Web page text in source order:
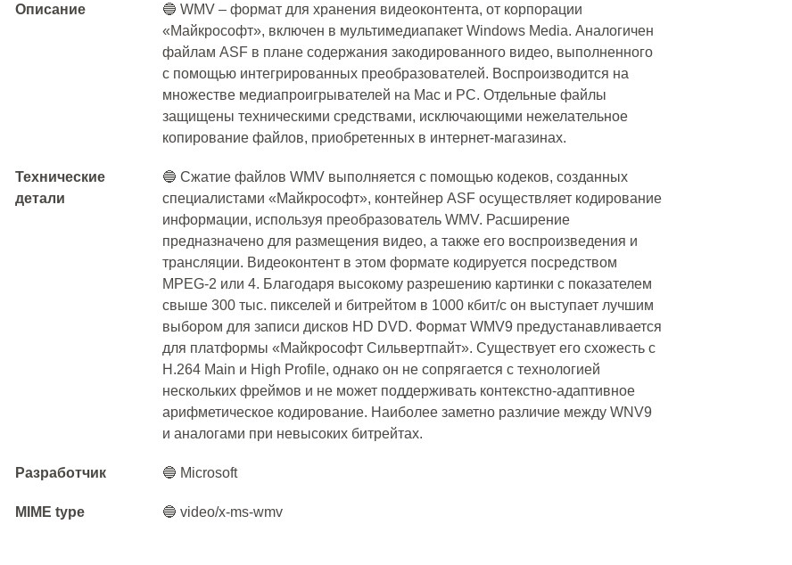
Описание
🔵 WMV – формат для хранения видеоконтента, от корпорации
«Майкрософт», включен в мультимедиапакет Windows Media. Аналогичен
файлам ASF в плане содержания закодированного видео, выполненного
с помощью интегрированных преобразователей. Воспроизводится на
множестве медиапроигрывателей на Mac и PC. Отдельные файлы
защищены техническими средствами, исключающими нежелательное
копирование файлов, приобретенных в интернет-магазинах.
Технические
детали
🔵 Сжатие файлов WMV выполняется с помощью кодеков, созданных
специалистами «Майкрософт», контейнер ASF осуществляет кодирование
информации, используя преобразователь WMV. Расширение
предназначено для размещения видео, а также его воспроизведения и
трансляции. Видеоконтент в этом формате кодируется посредством
MPEG-2 или 4. Благодаря высокому разрешению картинки с показателем
свыше 300 тыс. пикселей и битрейтом в 1000 кбит/с он выступает лучшим
выбором для записи дисков HD DVD. Формат WMV9 предустанавливается
для платформы «Майкрософт Сильвертпайт». Существует его схожесть с
H.264 Main и High Profile, однако он не сопрягается с технологией
нескольких фреймов и не может поддерживать контекстно-адаптивное
арифметическое кодирование. Наиболее заметно различие между WNV9
и аналогами при невысоких битрейтах.
Разработчик 🔵 Microsoft
MIME type 🔵 video/x-ms-wmv